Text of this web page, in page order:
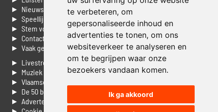
te verbeteren, om
gepersonaliseerde inhoud en
advertenties te tonen, om ons
websiteverkeer te analyseren en
om te begrijpen waar onze
bezoekers vandaan komen.
Ik ga akkoord
► Nieuws
► Speellijst
► Stem voor de Dag top 3
► Contacteer ons
► Vaak gestelde vragen
► Livestream informatie
► Muziek opzoeken
► Vlaamse 100 Aller tijden
► De 50 beste van...
► Adverteren op Jouwradio